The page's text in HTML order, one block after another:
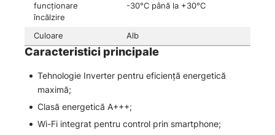
funcționare
încălzire
-30°C până la +30°C
Culoare Alb
Caracteristici principale
Tehnologie Inverter pentru eficiență energetică
maximă;
Clasă energetică A+++;
Wi-Fi integrat pentru control prin smartphone;